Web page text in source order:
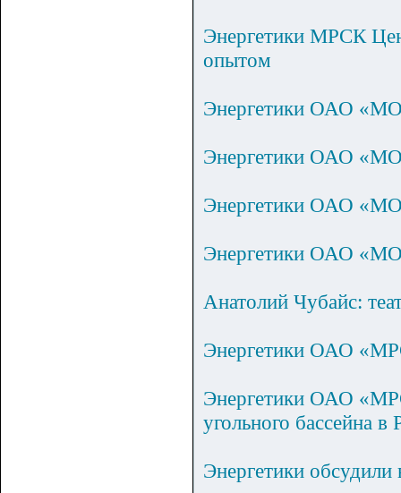
Энергетики МРСК
опытом
Энергетики ОАО
Энергетики ОАО
Энергетики ОАО
Энергетики ОАО
Анатолий Чубайс:
Энергетики ОАО
Энергетики ОАО
угольного бассейна в
Энергетики